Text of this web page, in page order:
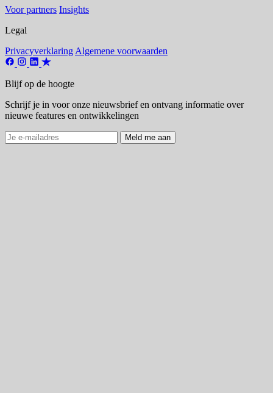
Voor partners Insights
Legal
Privacyverklaring Algemene voorwaarden
Blijf op de hoogte
Schrijf je in voor onze nieuwsbrief en ontvang informatie over
nieuwe features en ontwikkelingen
Meld me aan